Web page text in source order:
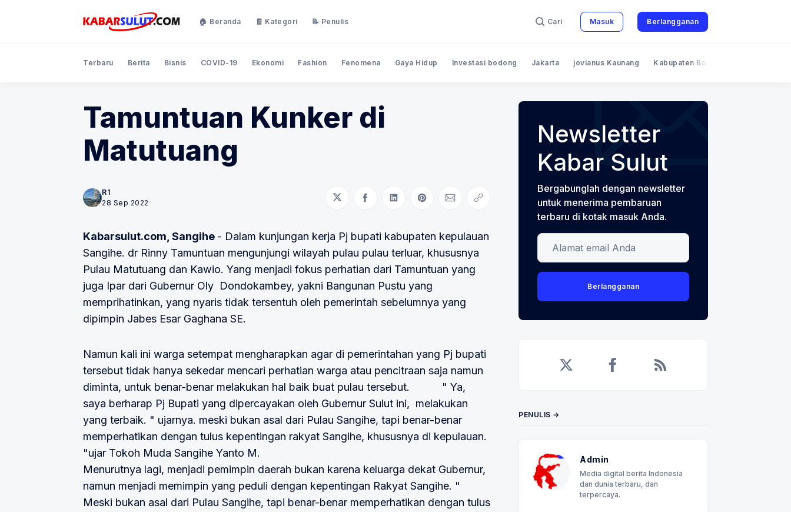
🏠 Beranda 🧾 Kategori 📝 Penulis Cari Masuk Berlangganan
Terbaru Berita Bisnis COVID-19 Ekonomi Fashion Fenomena Gaya Hidup Investasi bodong Jakarta jovianus Kaunang Kabupaten Bolaang Mongondow
Tamuntuan Kunker di
Matutuang
R1
28 Sep 2022
Bagikan di Twitter
Bagikan di Facebook
Bagikan di LinkedIn
Bagikan di Pinterest
Bagikan melalui Email
Salin tautan
Kabarsulut.com, Sangihe - Dalam kunjungan kerja Pj bupati kabupaten kepulauan
Sangihe. dr Rinny Tamuntuan mengunjungi wilayah pulau pulau terluar, khususnya
Pulau Matutuang dan Kawio. Yang menjadi fokus perhatian dari Tamuntuan yang
juga Ipar dari Gubernur Oly Dondokambey, yakni Bangunan Pustu yang
memprihatinkan, yang nyaris tidak tersentuh oleh pemerintah sebelumnya yang
dipimpin Jabes Esar Gaghana SE.
Namun kali ini warga setempat mengharapkan agar di pemerintahan yang Pj bupati
tersebut tidak hanya sekedar mencari perhatian warga atau pencitraan saja namun
diminta, untuk benar-benar melakukan hal baik buat pulau tersebut. " Ya,
saya berharap Pj Bupati yang dipercayakan oleh Gubernur Sulut ini, melakukan
yang terbaik. " ujarnya. meski bukan asal dari Pulau Sangihe, tapi benar-benar
memperhatikan dengan tulus kepentingan rakyat Sangihe, khususnya di kepulauan.
"ujar Tokoh Muda Sangihe Yanto M.
Menurutnya lagi, menjadi pemimpin daerah bukan karena keluarga dekat Gubernur,
namun menjadi memimpin yang peduli dengan kepentingan Rakyat Sangihe. "
Meski bukan asal dari Pulau Sangihe, tapi benar-benar memperhatikan dengan tulus
Newsletter
Kabar Sulut
Bergabunglah dengan newsletter
untuk menerima pembaruan
terbaru di kotak masuk Anda.
Alamat email Anda
Berlangganan
PENULIS →
Admin
Media digital berita Indonesia
dan dunia terbaru, dan
terpercaya.